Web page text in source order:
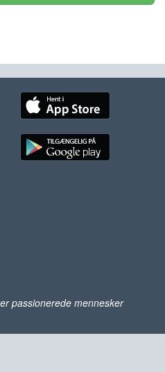
passionerede mennesker